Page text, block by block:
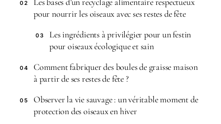
02
pour nourrir les oiseaux avec ses restes de fête
03
Les ingrédients à privilégier pour un festin
pour oiseaux écologique et sain
04
Comment fabriquer des boules de graisse maison
à partir de ses restes de fête ?
05
Observer la vie sauvage : un véritable moment de
protection des oiseaux en hiver